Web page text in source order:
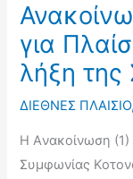
για
λήξη
ΔΙΕΘΝΕΣ ΠΛΑΙΣΙΟ,
H Aνακοίνωση (1)
Συμφωνίας